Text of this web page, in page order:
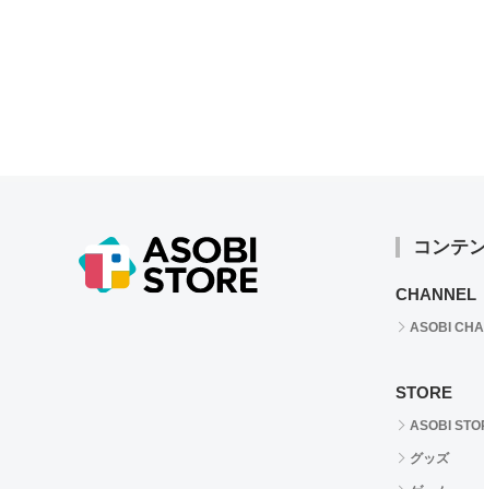
コンテ
CHANNEL
ASOBI
STORE
ASOBI
グッズ